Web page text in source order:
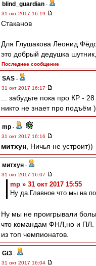
blind_guardian -
31 окт 2017 16:19
Стаканов
Для Глушакова Леонид
это добрый дедушка шутник,
Последнее сообщение
SAS -
31 окт 2017 16:17
... забудьте пока про КР -
никто не знает про подъём )
mp -
31 окт 2017 16:16
митхун , Ничья не устроит))
митхун -
31 окт 2017 16:07
mp » 31 окт 2017 15:55
Ну да.Главное что мы на
Ну мы не проигрывали
что командам ФНЛ,но и ПЛ.
из топ чемпионатов.
Gt3 -
31 окт 2017 16:04